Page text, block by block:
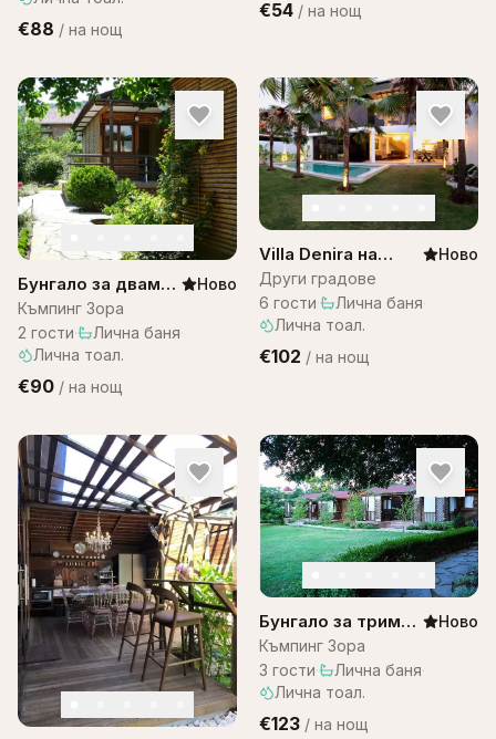
€88 / на нощ
€54 / на нощ
Бунгало за двама–
къмпинг ЗОРА
Ново
Къмпинг Зора
2 гости· Лична баня·
Лична тоал.
€90 / на нощ
Villa Denira на
Остров Бали
Ново
Други градове
6 гости· Лична баня·
Лична тоал.
€102 / на нощ
Бунгало за трима
– къмпинг Зора
Ново
Къмпинг Зора
3 гости· Лична баня·
Лична тоал.
€123 / на нощ